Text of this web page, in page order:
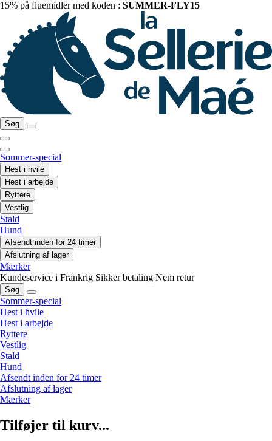
15% på fluemidler med koden : SUMMER-FLY15
Søg
Sommer-special
Hest i hvile
Hest i arbejde
Ryttere
Vestlig
Stald
Hund
Afsendt inden for 24 timer
Afslutning af lager
Mærker
Kundeservice i Frankrig Sikker betaling Nem retur
Søg
Sommer-special
Hest i hvile
Hest i arbejde
Ryttere
Vestlig
Stald
Hund
Afsendt inden for 24 timer
Afslutning af lager
Mærker
Tilføjer til kurv...